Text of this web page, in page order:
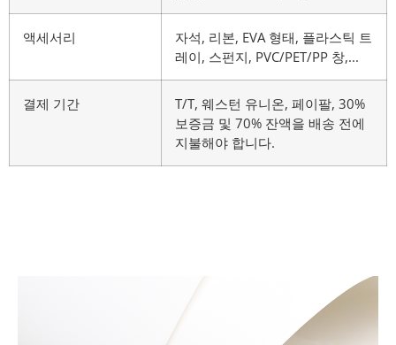
액세서리
자석, 리본, EVA 형태, 플라스틱 트
레이, 스펀지, PVC/PET/PP 창,...
결제 기간
T/T, 웨스턴 유니온, 페이팔, 30%
보증금 및 70% 잔액을 배송 전에
지불해야 합니다.